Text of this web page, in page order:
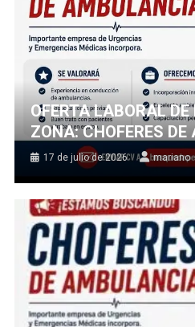
OFERTA LABORAL
ZONA: CHOFERES
17 de julio de 2026 mariano